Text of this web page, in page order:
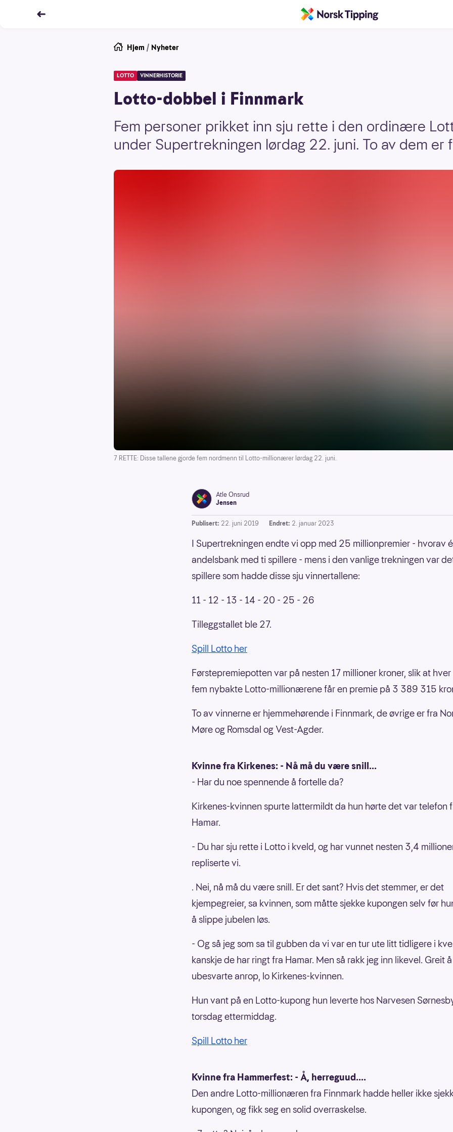
Hjem / Nyheter
LOTTO VINNERHISTORIE
Lotto-dobbel i Finnmark
Fem personer prikket inn sju rette i den ordinære
under Supertrekningen lørdag 22. juni. To av dem er
7 RETTE: Disse tallene gjorde fem nordmenn til Lotto-millionærer lørdag 22. juni.
Atle Onsrud
Jensen
Publisert: 22. juni 2019 Endret: 2. januar 2023
I Supertrekningen endte vi opp med 25 millionpremier - hvorav
andelsbank med ti spillere - mens i den vanlige trekningen var
spillere som hadde disse sju vinnertallene:
11 - 12 - 13 - 14 - 20 - 25 - 26
Tilleggstallet ble 27.
Spill Lotto her
Førstepremiepotten var på nesten 17 millioner kroner, slik at
fem nybakte Lotto-millionærene får en premie på 3 389 315
To av vinnerne er hjemmehørende i Finnmark, de øvrige er fra
Møre og Romsdal og Vest-Agder.
Kvinne fra Kirkenes: - Nå må du være snill...
- Har du noe spennende å fortelle da?
Kirkenes-kvinnen spurte lattermildt da hun hørte det var telefon
Hamar.
- Du har sju rette i Lotto i kveld, og har vunnet nesten 3,4
repliserte vi.
. Nei, nå må du være snill. Er det sant? Hvis det stemmer, er det
kjempegreier, sa kvinnen, som måtte sjekke kupongen selv før
å slippe jubelen løs.
- Og så jeg som sa til gubben da vi var en tur ute litt tidligere i
kanskje de har ringt fra Hamar. Men så rakk jeg inn likevel. Greit
ubesvarte anrop, lo Kirkenes-kvinnen.
Hun vant på en Lotto-kupong hun leverte hos Narvesen
torsdag ettermiddag.
Spill Lotto her
Kvinne fra Hammerfest: - Å, herreguud....
Den andre Lotto-millionæren fra Finnmark hadde heller ikke
kupongen, og fikk seg en solid overraskelse.